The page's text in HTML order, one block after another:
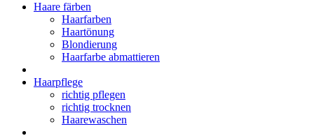
Haare färben
Haarfarben
Haartönung
Blondierung
Haarfarbe abmattieren
Haarpflege
richtig pflegen
richtig trocknen
Haarewaschen